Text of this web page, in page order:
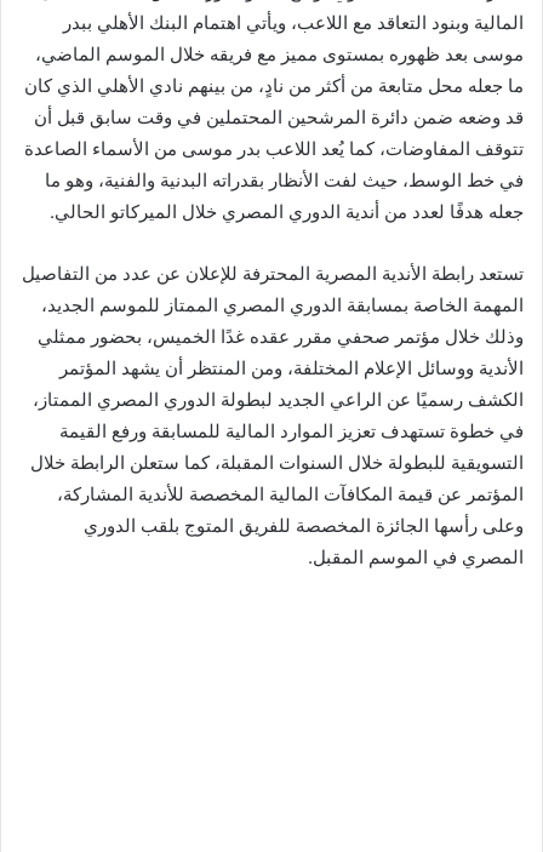
المالية وبنود التعاقد مع اللاعب، ويأتي اهتمام البنك الأهلي ببدر
موسى بعد ظهوره بمستوى مميز مع فريقه خلال الموسم الماضي،
ما جعله محل متابعة من أكثر من نادٍ، من بينهم نادي الأهلي الذي كان
قد وضعه ضمن دائرة المرشحين المحتملين في وقت سابق قبل أن
تتوقف المفاوضات، كما يُعد اللاعب بدر موسى من الأسماء الصاعدة
في خط الوسط، حيث لفت الأنظار بقدراته البدنية والفنية، وهو ما
جعله هدفًا لعدد من أندية الدوري المصري خلال الميركاتو الحالي.
تستعد رابطة الأندية المصرية المحترفة للإعلان عن عدد من التفاصيل
المهمة الخاصة بمسابقة الدوري المصري الممتاز للموسم الجديد،
وذلك خلال مؤتمر صحفي مقرر عقده غدًا الخميس، بحضور ممثلي
الأندية ووسائل الإعلام المختلفة، ومن المنتظر أن يشهد المؤتمر
الكشف رسميًا عن الراعي الجديد لبطولة الدوري المصري الممتاز،
في خطوة تستهدف تعزيز الموارد المالية للمسابقة ورفع القيمة
التسويقية للبطولة خلال السنوات المقبلة، كما ستعلن الرابطة خلال
المؤتمر عن قيمة المكافآت المالية المخصصة للأندية المشاركة،
وعلى رأسها الجائزة المخصصة للفريق المتوج بلقب الدوري
المصري في الموسم المقبل.